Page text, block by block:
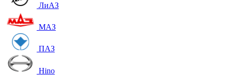
ЛиАЗ
МАЗ
ПАЗ
Hino